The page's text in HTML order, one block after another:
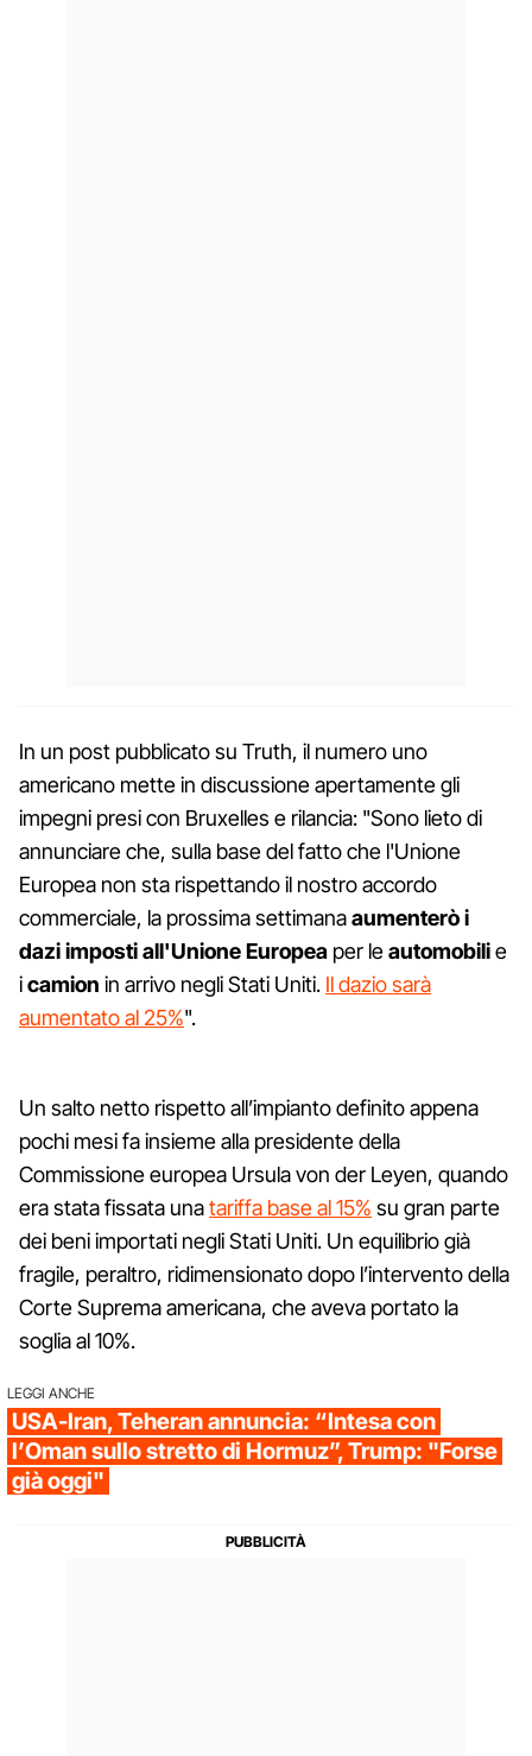
In un post pubblicato su Truth, il numero uno
americano mette in discussione apertamente gli
impegni presi con Bruxelles e rilancia: "Sono lieto di
annunciare che, sulla base del fatto che l'Unione
Europea non sta rispettando il nostro accordo
commerciale, la prossima settimanaaumenterò i
dazi imposti all'Unione Europea per leautomobilie
icamion in arrivo negli Stati Uniti. Il dazio sarà
aumentato al 25%".
Un salto netto rispetto all’impianto definito appena
pochi mesi fa insieme alla presidente della
Commissione europea Ursula von der Leyen, quando
era stata fissata unatariffa base al 15% su gran parte
dei beni importati negli Stati Uniti. Un equilibrio già
fragile, peraltro, ridimensionato dopo l’intervento della
Corte Suprema americana, che aveva portato la
soglia al 10%.
LEGGI ANCHE
USA-Iran, Teheran annuncia: “Intesa con
l’Oman sullo stretto di Hormuz”, Trump: "Forse
già oggi"